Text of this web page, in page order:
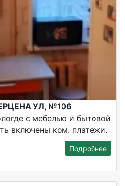
УЛ, №106
с мебелью и бытовой
включены ком. платежи.
Подробнее